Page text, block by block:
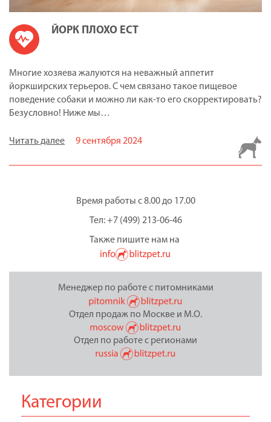
ЙОРК ПЛОХО ЕСТ
Многие хозяева жалуются на неважный аппетит
йоркширских терьеров. С чем связано такое пищевое
поведение собаки и можно ли как-то его скорректировать?
Безусловно! Ниже мы…
Читать далее 9 сентября 2024
Время работы с 8.00 до 17.00
Тел: +7 (499) 213-06-46
Также пишите нам на
Менеджер по работе с питомниками
Отдел продаж по Москве и М.О.
Отдел по работе с регионами
Категории